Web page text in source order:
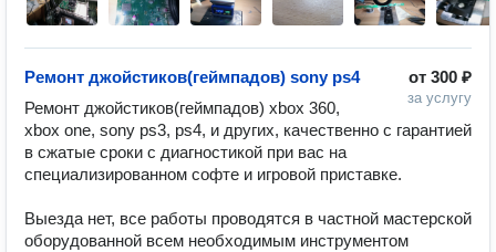
от 300 ₽
за услугу
Ремонт джойстиков(геймпадов) sony ps4
Ремонт джойстиков(геймпадов) xbox 360,
xbox one, sony ps3, ps4, и других, качественно с гарантией
в сжатые сроки с диагностикой при вас на
специализированном софте и игровой приставке.
Выезда нет, все работы проводятся в частной мастерской
оборудованной всем необходимым инструментом